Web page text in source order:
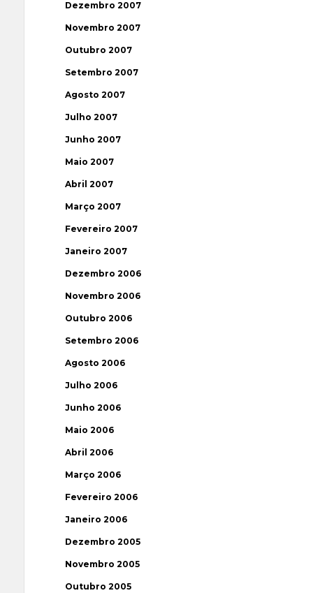
Dezembro 2007
Novembro 2007
Outubro 2007
Setembro 2007
Agosto 2007
Julho 2007
Junho 2007
Maio 2007
Abril 2007
Março 2007
Fevereiro 2007
Janeiro 2007
Dezembro 2006
Novembro 2006
Outubro 2006
Setembro 2006
Agosto 2006
Julho 2006
Junho 2006
Maio 2006
Abril 2006
Março 2006
Fevereiro 2006
Janeiro 2006
Dezembro 2005
Novembro 2005
Outubro 2005